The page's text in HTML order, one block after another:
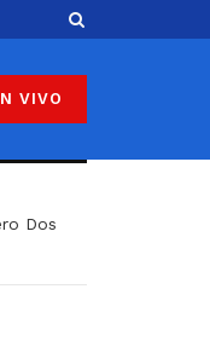
VIVO
Dos